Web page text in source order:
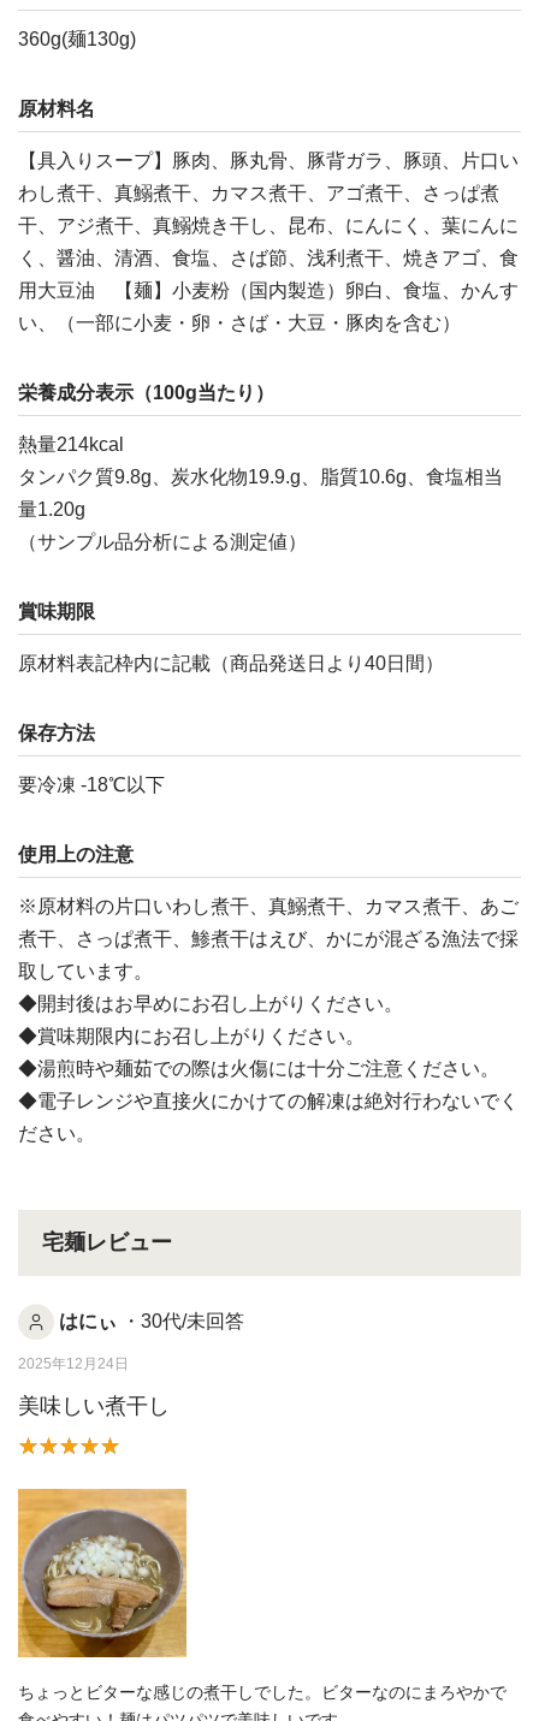
360g(麺130g)
原材料名
【具入りスープ】豚肉、豚丸骨、豚背ガラ、豚頭、片口い
わし煮干、真鰯煮干、カマス煮干、アゴ煮干、さっぱ煮
干、アジ煮干、真鰯焼き干し、昆布、にんにく、葉にんに
く、醤油、清酒、食塩、さば節、浅利煮干、焼きアゴ、食
用大豆油 【麺】小麦粉（国内製造）卵白、食塩、かんす
い、（一部に小麦・卵・さば・大豆・豚肉を含む）
栄養成分表示（100g当たり）
熱量214kcal
タンパク質9.8g、炭水化物19.9.g、脂質10.6g、食塩相当
量1.20g
（サンプル品分析による測定値）
賞味期限
原材料表記枠内に記載（商品発送日より40日間）
保存方法
要冷凍 -18℃以下
使用上の注意
※原材料の片口いわし煮干、真鰯煮干、カマス煮干、あご
煮干、さっぱ煮干、鯵煮干はえび、かにが混ざる漁法で採
取しています。
◆開封後はお早めにお召し上がりください。
◆賞味期限内にお召し上がりください。
◆湯煎時や麺茹での際は火傷には十分ご注意ください。
◆電子レンジや直接火にかけての解凍は絶対行わないでく
ださい。
宅麺レビュー
はにぃ ・30代/未回答
2025年12月24日
美味しい煮干し
ちょっとビターな感じの煮干しでした。ビターなのにまろやかで